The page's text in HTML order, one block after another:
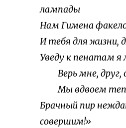
лампады
Нам Гимена
И тебя для жизни,
Уведу к пенатам я
Верь мне, друг,
Мы вдвоем
Брачный пир
совершим!»